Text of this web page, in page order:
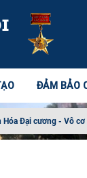
ĐẢM BẢO
Hóa Đại cương - Vô cơ